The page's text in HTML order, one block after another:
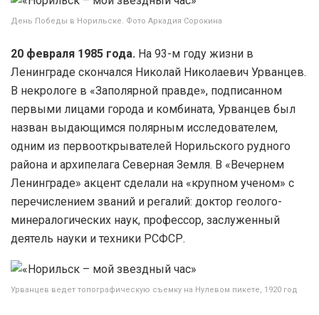
День Победы в Норильске. Фото Аркадия Сорокина
20 февраля 1985 года. На 93-м году жизни в
Ленинграде скончался Николай Николаевич Урванцев.
В некрологе в «Заполярной правде», подписанном
первыми лицами города и комбината, Урванцев был
назван выдающимся полярным исследователем,
одним из первооткрывателей Норильского рудного
района и архипелага Северная Земля. В «Вечернем
Ленинграде» акцент сделали на «крупном ученом» с
перечислением званий и регалий: доктор геолого-
минералогических наук, профессор, заслуженный
деятель науки и техники РСФСР.
Урванцев ведет топографическую съемку на Нулевом пикете, 1920 год